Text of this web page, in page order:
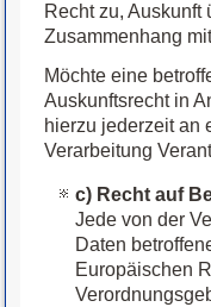
Recht zu,
Zusammenhang
Möchte eine
Auskunftsrecht in
hierzu jederzeit an
Verarbeitung
c) Recht auf
Jede von der
Daten
Europäischen